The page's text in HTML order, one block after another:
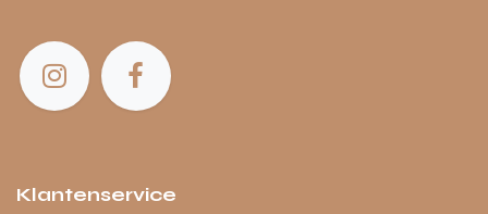
Klantenservice